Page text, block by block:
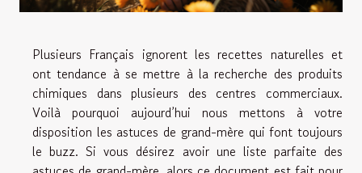
Plusieurs Français ignorent les recettes naturelles et
ont tendance à se mettre à la recherche des produits
chimiques dans plusieurs des centres commerciaux.
Voilà pourquoi aujourd’hui nous mettons à votre
disposition les astuces de grand-mère qui font toujours
le buzz. Si vous désirez avoir une liste parfaite des